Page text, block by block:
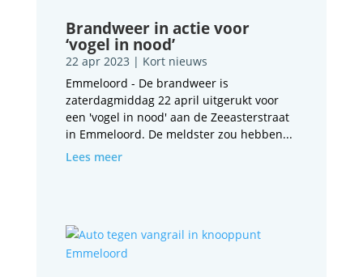
Brandweer in actie voor
‘vogel in nood’
22 apr 2023 | Kort nieuws
Emmeloord - De brandweer is
zaterdagmiddag 22 april uitgerukt voor
een 'vogel in nood' aan de Zeeasterstraat
in Emmeloord. De meldster zou hebben...
Lees meer